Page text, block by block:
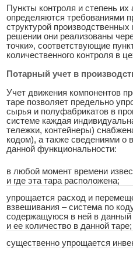
Пункты контроля и степень их
определяются требованиями
структурой
решении они реализованы
точки», соответствующие
количественного контроля в
Потарный учет в
Учет движения компонентов
таре позволяет предельно
сырья и полуфабрикатов в
системе каждая
тележки, контейнеры)
кодом), а также сведениями о
данной функциональности:
в любой момент времени
и где эта тара расположена;
упрощается расход и
взвешивания – система по
содержащуюся в ней в
и ее количество в данной таре;
существенно упрощается